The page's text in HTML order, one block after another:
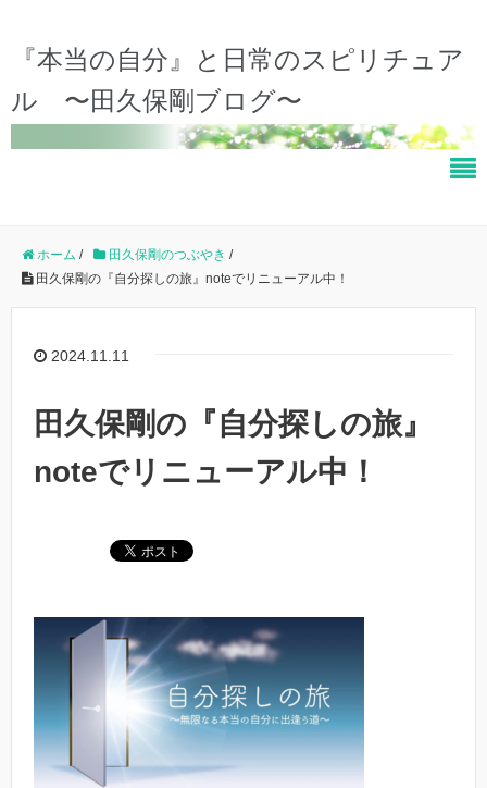
『本当の自分』と日常のスピリチュア
ル 〜田久保剛ブログ〜
ホーム / 田久保剛のつぶやき /
田久保剛の『自分探しの旅』noteでリニューアル中！
2024.11.11
田久保剛の『自分探しの旅』
noteでリニューアル中！